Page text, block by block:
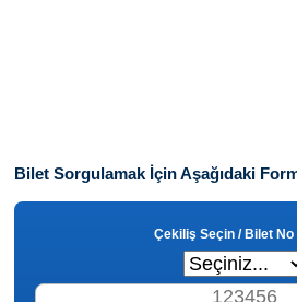
Bilet Sorgulamak İçin Aşağıdaki
Çekiliş Seçin / Bilet No